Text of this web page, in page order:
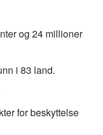
og 24 millioner
i 83 land.
for beskyttelse